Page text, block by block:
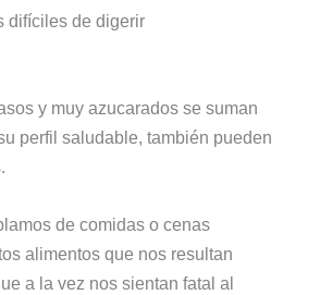
difíciles de digerir
y muy azucarados se suman
perfil saludable,también pueden
de comidas o cenas
alimentos que nos resultan
a la vez nos sientan fatal al